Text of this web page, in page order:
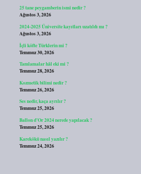
25 tane peygamberin ismi nedir ?
Ağustos 3, 2026
2024-2025 Üniversite kayıtları uzatıldı mı ?
Ağustos 3, 2026
İçli köfte Türklerin mi ?
Temmuz 30, 2026
Tamlamalar hâl eki mi ?
Temmuz 28, 2026
Kozmetik bilimi nedir ?
Temmuz 26, 2026
Ses nedir, kaça ayrılır ?
Temmuz 25, 2026
Ballon d’Or 2024 nerede yapılacak ?
Temmuz 25, 2026
Karekökü nasıl yazılır ?
Temmuz 24, 2026